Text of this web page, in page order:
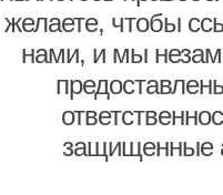
желаете, чтобы
нами, и мы
защищенные